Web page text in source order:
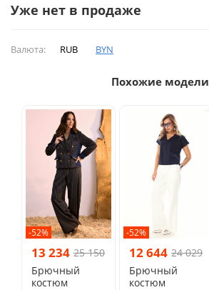
Уже нет в продаже
Валюта: RUB BYN
Похожие модели
-52%
13 234 25 150
Брючный
костюм
-52%
12 644 24 029
Брючный
костюм